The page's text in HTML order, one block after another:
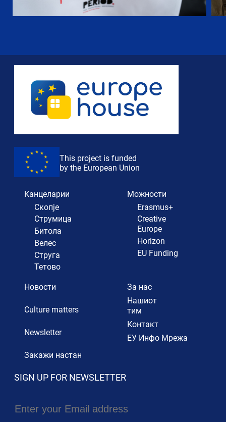
This project is funded
by the European Union
Канцеларии
Скопје
Струмица
Битола
Велес
Струга
Тетово
Можности
Erasmus+
Creative
Europe
Horizon
EU Funding
Новости
Culture matters
Newsletter
Закажи настан
За нас
Нашиот
тим
Контакт
ЕУ Инфо Мрежа
SIGN UP FOR NEWSLETTER